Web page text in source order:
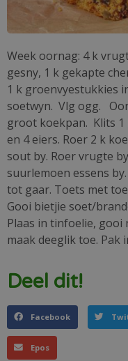
Week oornag: 4 k
gesny, 1 k gekapte
1 k groenvyestukkies
soetwyn. Vlg ogg.
groot koekpan. Klits
en 4 eiers. Roer 2 k
sout by. Roer vrugte
suurlemoen essens
tot gaar. Toets met
Gooi bietjie soet/
Plaas in tinfoelie,
maak deeglik toe. Pak
Deel dit!
Facebook
Epos